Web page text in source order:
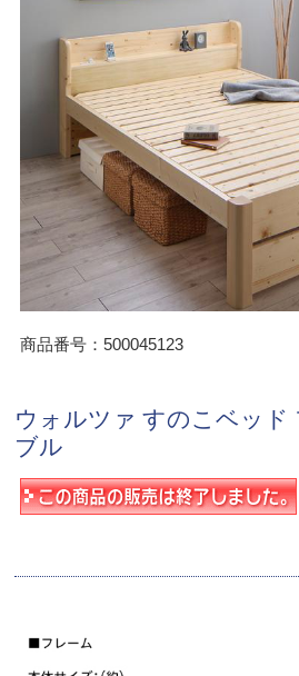
商品番号：500045123
ウォルツァ すのこベッド
ブル